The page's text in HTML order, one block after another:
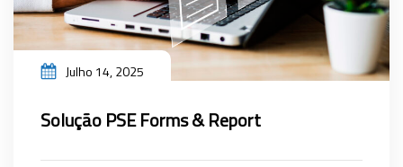
Julho 14, 2025
Solução PSE Forms & Report